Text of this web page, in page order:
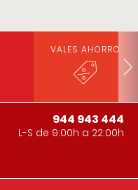
VALES AHORRO
944 943 444
L-S de 9:00h a 22:00h